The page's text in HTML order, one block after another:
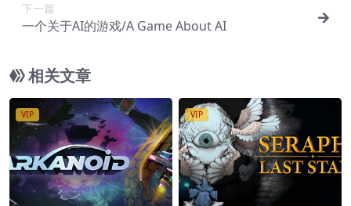
下一篇
一个关于AI的游戏/A Game About AI
相关文章
VIP VIP